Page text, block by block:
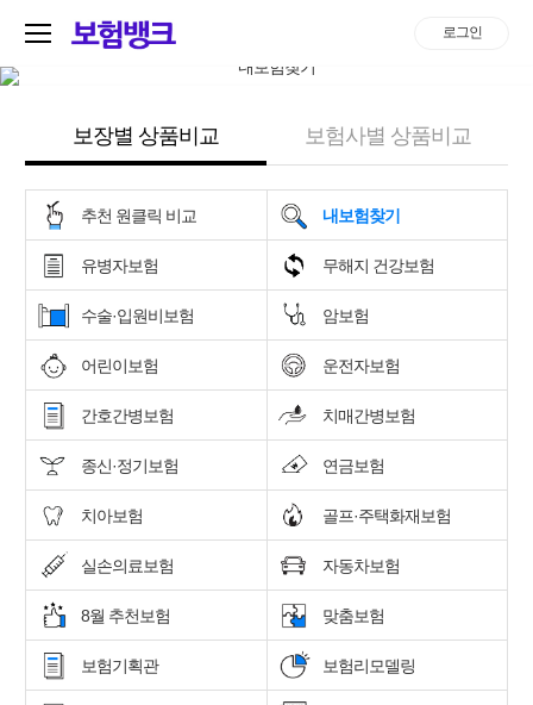
로그인
보장별 상품비교 보험사별 상품비교
추천 원클릭 비교 내보험찾기
유병자보험 무해지 건강보험
수술·입원비보험 암보험
어린이보험 운전자보험
간호간병보험 치매간병보험
종신·정기보험 연금보험
치아보험 골프·주택화재보험
실손의료보험 자동차보험
8월 추천보험 맞춤보험
보험기획관 보험리모델링